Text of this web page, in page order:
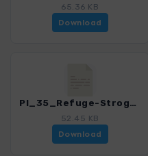
65.36 KB
Download
PI_35_Refuge-Strogoula_4561_1.gpx
52.45 KB
Download